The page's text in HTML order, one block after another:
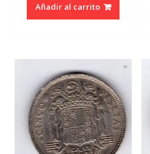
Añadir al carrito